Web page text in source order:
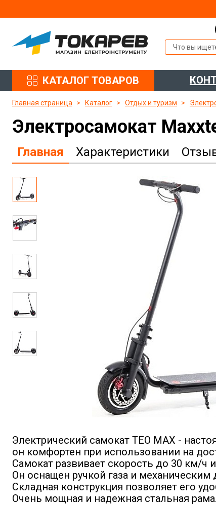
КАТАЛОГ ТОВАРОВ
Главная страница Каталог Отдых и туризм
Электросамокат
Главная Характеристики
Электрический самокат TEO MAX -
он комфортен при использовании на
Самокат развивает скорость до 30 км/
Он оснащен ручкой газа и
Складная конструкция позволяет его
Очень мощная и надежная стальная рама.